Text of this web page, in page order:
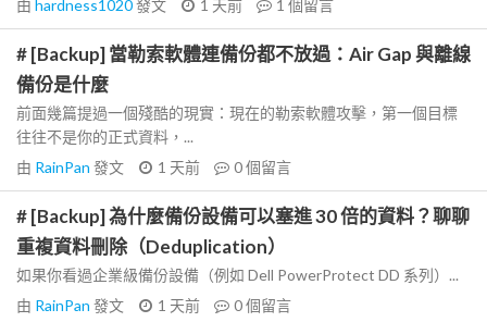
由 hardness1020發文 1 天前 1 個留言
# [Backup] 當勒索軟體連備份都不放過：Air Gap 與離線
備份是什麼
前面幾篇提過一個殘酷的現實：現在的勒索軟體攻擊，第一個目標
往往不是你的正式資料，...
由 RainPan 發文 1 天前 0個留言
# [Backup] 為什麼備份設備可以塞進 30 倍的資料？聊聊
重複資料刪除（Deduplication）
如果你看過企業級備份設備（例如 Dell PowerProtect DD 系列）...
由 RainPan 發文 1 天前 0個留言